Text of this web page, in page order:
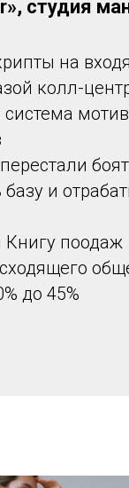
студия
на
колл-
система
и
Книгу поодаж
до 45%